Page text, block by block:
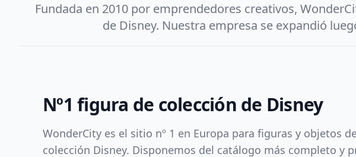
Fundada en 2010 por emprendedores creativos,
de Disney. Nuestra empresa se expandió
Nº1 figura de colección de Disney
WonderCity es el sitio nº 1 en Europa para figuras y objetos
colección Disney. Disponemos del catálogo más completo y